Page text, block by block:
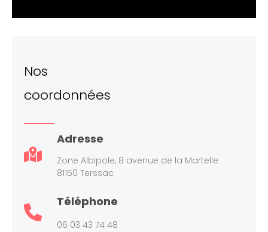
Nos
coordonnées
Adresse
Zone Albipole, 8 avenue de la Martelle
81150 Terssac
Téléphone
06 03 43 74 48